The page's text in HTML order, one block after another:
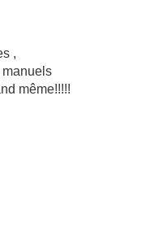
,
manuels
même!!!!!